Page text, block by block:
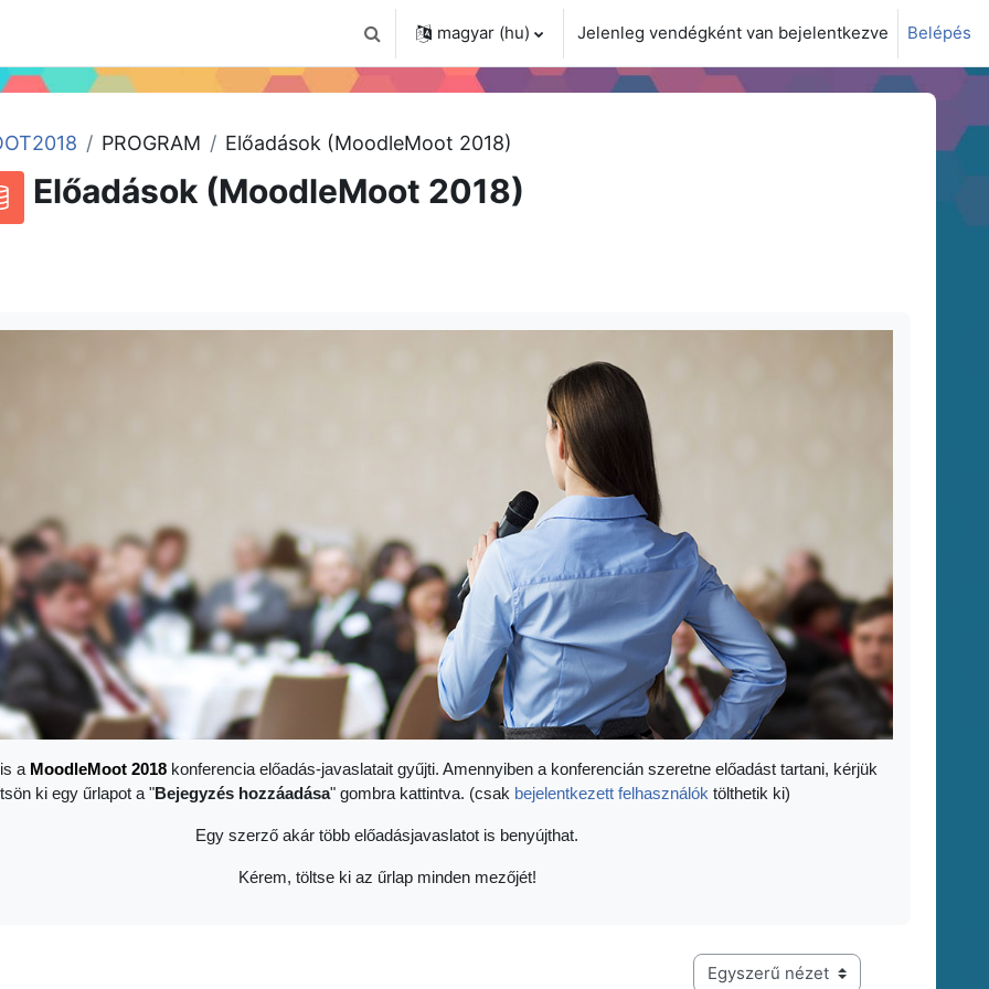
Keresési bemeneti adatok váltása
magyar ‎(hu)‎ Jelenleg vendégként van bejelentkezve Belépés
PROGRAM Előadások (MoodleMoot 2018)
Előadások (MoodleMoot 2018)
a MoodleMoot 2018 konferencia előadás-javaslatait gyűjti. Amennyiben a konferencián szeretne előadást tartani, kérjük
ki egy űrlapot a "Bejegyzés hozzáadása" gombra kattintva. (csak bejelentkezett felhasználók tölthetik ki)
Egy szerző akár több előadásjavaslatot is benyújthat.
Kérem, töltse ki az űrlap minden mezőjét!
Harmadik szintű navigáció megtekintési módja